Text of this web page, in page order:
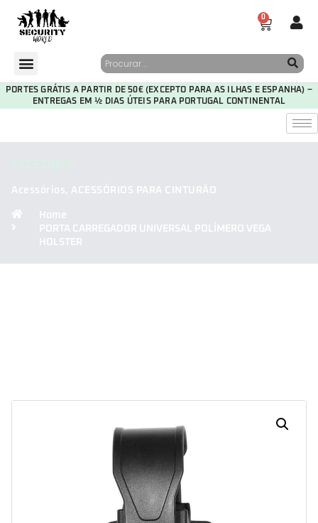
0
PORTES GRÁTIS A PARTIR DE 50€ (EXCEPTO PARA AS ILHAS E ESPANHA) –
ENTREGAS EM ½ DIAS ÚTEIS PARA PORTUGAL CONTINENTAL
Acessórios, ACESSÓRIOS PARA CINTURÃO
Home
PORTA CARREGADOR UNIVERSAL POLÍMERO VEGA
HOLSTER